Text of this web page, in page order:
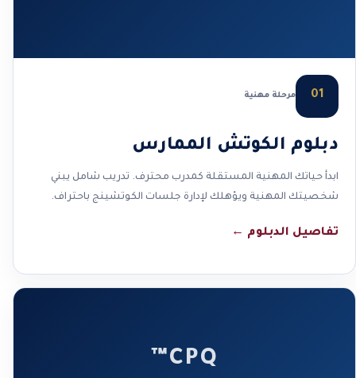
01 مرحلة مهنية
دبلوم الكوتش الممارس
ابدأ حياتك المهنية المستقلة كمدرب محترف. تدريب شامل يبني
شخصيتك المهنية ويؤهلك لإدارة جلسات الكوتشينج باحتراف.
تفاصيل الدبلوم ←
CPQ™